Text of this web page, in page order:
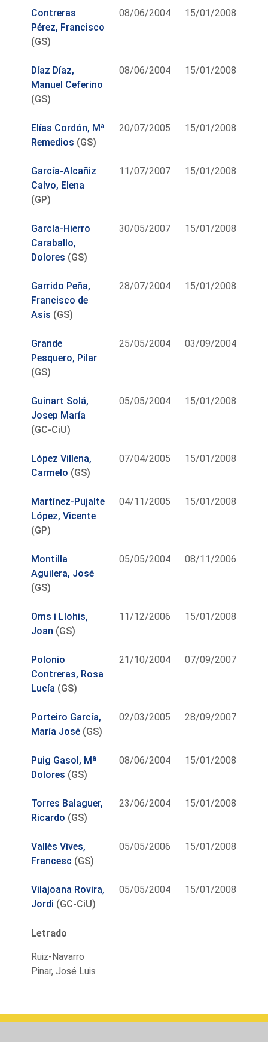
Contreras
Pérez, Francisco
(GS)
08/06/2004 15/01/2008
Díaz Díaz,
Manuel Ceferino
(GS)
08/06/2004 15/01/2008
Elías Cordón, Mª
Remedios (GS)
20/07/2005 15/01/2008
García-Alcañiz
Calvo, Elena
(GP)
11/07/2007 15/01/2008
García-Hierro
Caraballo,
Dolores (GS)
30/05/2007 15/01/2008
Garrido Peña,
Francisco de
Asís (GS)
28/07/2004 15/01/2008
Grande
Pesquero, Pilar
(GS)
25/05/2004 03/09/2004
Guinart Solá,
Josep María
(GC-CiU)
05/05/2004 15/01/2008
López Villena,
Carmelo (GS)
07/04/2005 15/01/2008
Martínez-Pujalte
López, Vicente
(GP)
04/11/2005 15/01/2008
Montilla
Aguilera, José
(GS)
05/05/2004 08/11/2006
Oms i Llohis,
Joan (GS)
11/12/2006 15/01/2008
Polonio
Contreras, Rosa
Lucía (GS)
21/10/2004 07/09/2007
Porteiro García,
María José (GS)
02/03/2005 28/09/2007
Puig Gasol, Mª
Dolores (GS)
08/06/2004 15/01/2008
Torres Balaguer,
Ricardo (GS)
23/06/2004 15/01/2008
Vallès Vives,
Francesc (GS)
05/05/2006 15/01/2008
Vilajoana Rovira,
Jordi (GC-CiU)
05/05/2004 15/01/2008
Letrado
Ruiz-Navarro
Pinar, José Luis